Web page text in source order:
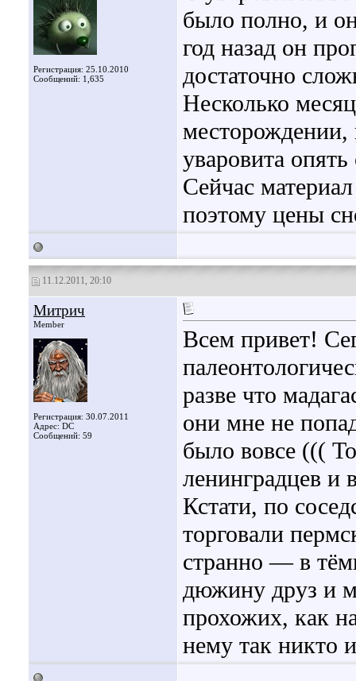
Регистрация: 25.10.2010
Сообщений: 1,635
было полно, и
год назад он
достаточно
Несколько
уваровита
Сейчас
поэтому цены
11.12.2011, 20:10
Митрич
Member
Регистрация: 30.07.2011
Адрес: DC
Сообщений: 59
Всем привет!
разве что
они мне не
было вовсе (((
ленинградцев и
Кстати, по
торговали
странно — в
дюжину друз и
прохожих, как
нему так никто